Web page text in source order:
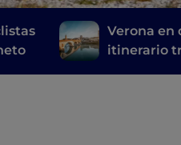
Verona en
itinerario